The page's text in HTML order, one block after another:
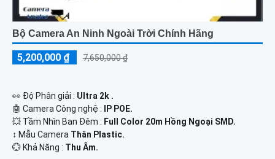
Bộ Camera An Ninh Ngoài Trời Chính Hãng
5,200,000 ₫ 7,650,000 ₫
️👀 Độ Phân giải : Ultra 2k .
🤖️ Camera Công nghệ :
IP POE.
💥 Tầm Nhìn Ban Đêm : Full Color 20m Hồng Ngoại SMD.
↕️ Mẫu Camera Thân Plastic.
️💮 Khả Năng : Thu Âm.